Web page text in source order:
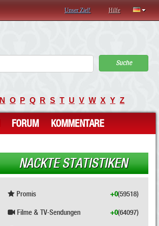
Unser Ziel! Hilfe
Suche
N O P Q R S T U V W X Y Z
FORUM KOMMENTARE
NACKTE STATISTIKEN
Promis (59518)
+0
Filme & TV-Sendungen (64097)
+0